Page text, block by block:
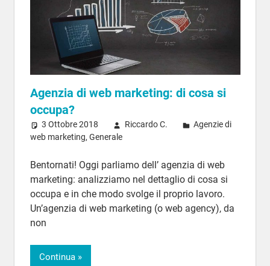
Agenzia di web marketing: di cosa si
occupa?
3 Ottobre 2018 Riccardo C.
Agenzie di
web marketing, Generale
Bentornati! Oggi parliamo dell’ agenzia di web
marketing: analizziamo nel dettaglio di cosa si
occupa e in che modo svolge il proprio lavoro.
Un’agenzia di web marketing (o web agency), da
non
Continua